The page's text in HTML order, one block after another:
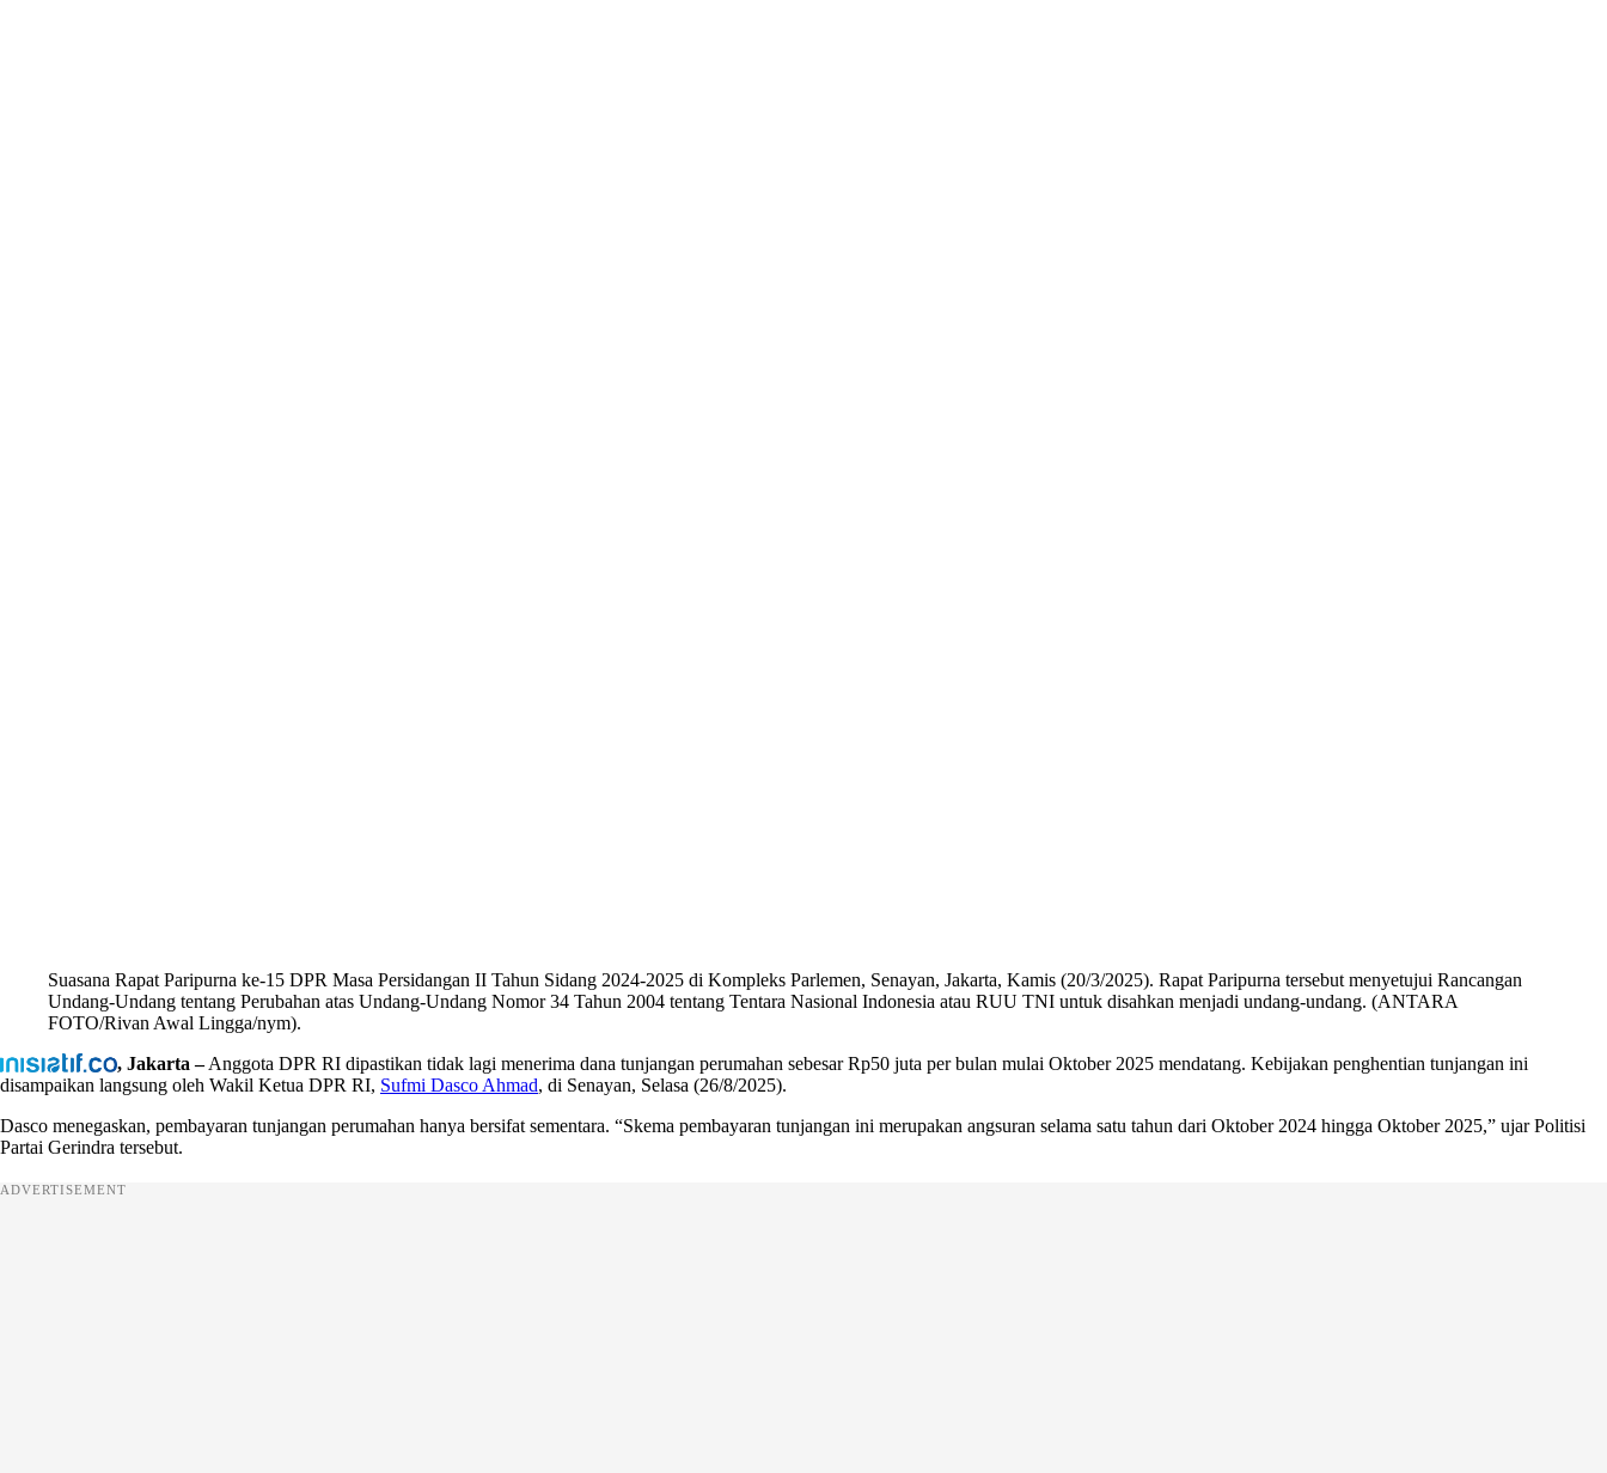
Suasana Rapat Paripurna ke-15 DPR Masa Persidangan II Tahun Sidang 2024-2025 di Kompleks Parlemen, Senayan, Jakarta, Kamis (20/3/2025). Rapat Paripurna tersebut menyetujui Rancangan
Undang-Undang tentang Perubahan atas Undang-Undang Nomor 34 Tahun 2004 tentang Tentara Nasional Indonesia atau RUU TNI untuk disahkan menjadi undang-undang. (ANTARA
FOTO/Rivan Awal Lingga/nym).
, Jakarta –Anggota DPR RI dipastikan tidak lagi menerima dana tunjangan perumahan sebesar Rp50 juta per bulan mulai Oktober 2025 mendatang. Kebijakan penghentian tunjangan ini
disampaikan langsung oleh Wakil Ketua DPR RI, Sufmi Dasco Ahmad, di Senayan, Selasa (26/8/2025).
Dasco menegaskan, pembayaran tunjangan perumahan hanya bersifat sementara. “Skema pembayaran tunjangan ini merupakan angsuran selama satu tahun dari Oktober 2024 hingga Oktober 2025,” ujar Politisi
Partai Gerindra tersebut.
ADVERTISEMENT